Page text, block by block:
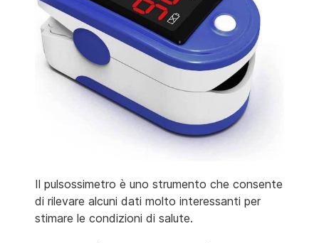
Il pulsossimetro è uno strumento che consente
di rilevare alcuni dati molto interessanti per
stimare le condizioni di salute.